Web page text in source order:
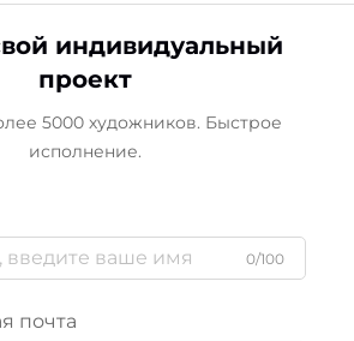
индивидуальный
проект
5000 художников. Быстрое
исполнение.
0/100
почта